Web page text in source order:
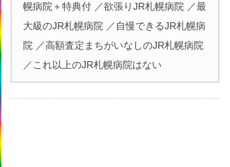
幌病院＋特典付 ／欲張りJR札幌病院 ／最
大級のJR札幌病院 ／自慢できるJR札幌病
院 ／高額査定まちがいなしのJR札幌病院
／これ以上のJR札幌病院はない